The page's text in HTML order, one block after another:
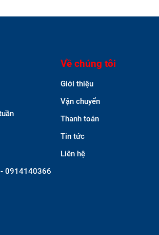
0914140366
Về chúng tôi
Giới thiệu
Vận chuyển
Thanh toán
Tin tức
Liên hệ